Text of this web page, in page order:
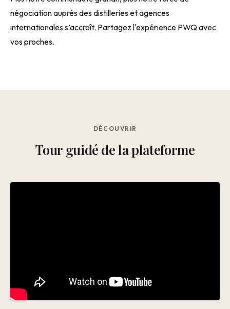
négociation auprès des distilleries et agences
internationales s’accroît. Partagez l'expérience PWQ avec
vos proches.
DÉCOUVRIR
Tour guidé de la plateforme